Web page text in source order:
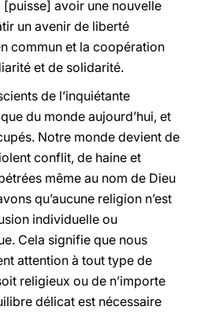
[puisse] avoir une nouvelle
un avenir de liberté
commun et la coopération
et de solidarité.
de l’inquiétante
du monde aujourd’hui, et
Notre monde devient de
conflit, de haine et
même au nom de Dieu
qu’aucune religion n’est
individuelle ou
Cela signifie que nous
attention à tout type de
religieux ou de n’importe
délicat est nécessaire